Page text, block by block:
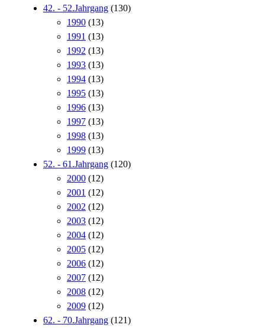
42. - 52.Jahrgang (130)
1990 (13)
1991 (13)
1992 (13)
1993 (13)
1994 (13)
1995 (13)
1996 (13)
1997 (13)
1998 (13)
1999 (13)
52. - 61.Jahrgang (120)
2000 (12)
2001 (12)
2002 (12)
2003 (12)
2004 (12)
2005 (12)
2006 (12)
2007 (12)
2008 (12)
2009 (12)
62. - 70.Jahrgang (121)